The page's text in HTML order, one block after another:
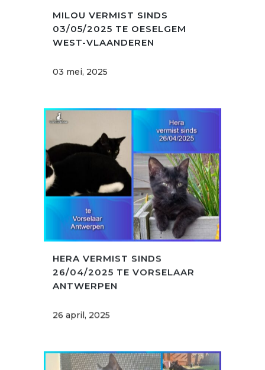
MILOU VERMIST SINDS
03/05/2025 TE OESELGEM
WEST-VLAANDEREN
03 mei, 2025
HERA VERMIST SINDS
26/04/2025 TE VORSELAAR
ANTWERPEN
26 april, 2025